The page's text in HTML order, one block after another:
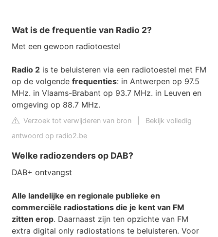
Wat is de frequentie van Radio 2?
Met een gewoon radiotoestel
Radio 2 is te beluisteren via een radiotoestel met FM
op de volgende frequenties: in Antwerpen op 97.5
MHz. in Vlaams-Brabant op 93.7 MHz. in Leuven en
omgeving op 88.7 MHz.
Verzoek tot verwijderen van bron
Bekijk volledig
antwoord op radio2.be
Welke radiozenders op DAB?
DAB+ ontvangst
Alle landelijke en regionale publieke en
commerciële radiostations die je kent van FM
zitten erop. Daarnaast zijn ten opzichte van FM
extra digital only radiostations te beluisteren. Voor